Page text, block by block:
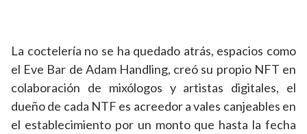
La coctelería no se ha quedado atrás, espacios como
el Eve Bar de Adam Handling, creó su propio NFT en
colaboración de mixólogos y artistas digitales, el
dueño de cada NTF es acreedor a vales canjeables en
el establecimiento por un monto que hasta la fecha